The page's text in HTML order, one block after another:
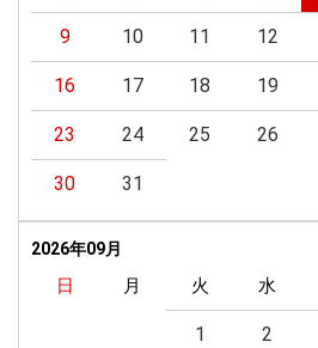
9 10 11 12
16 17 18 19
23 24 25 26
30 31
2026年09月
日 月 火 水
1 2